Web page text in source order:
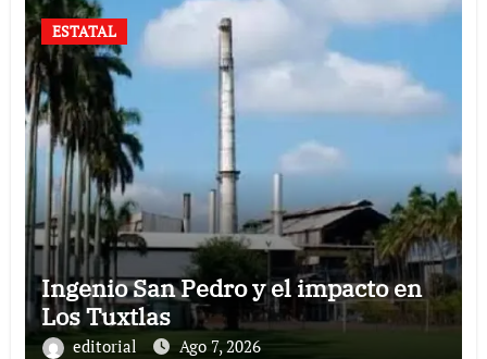
ESTATAL
Ingenio San Pedro y el impacto en
Los Tuxtlas
editorial Ago 7, 2026